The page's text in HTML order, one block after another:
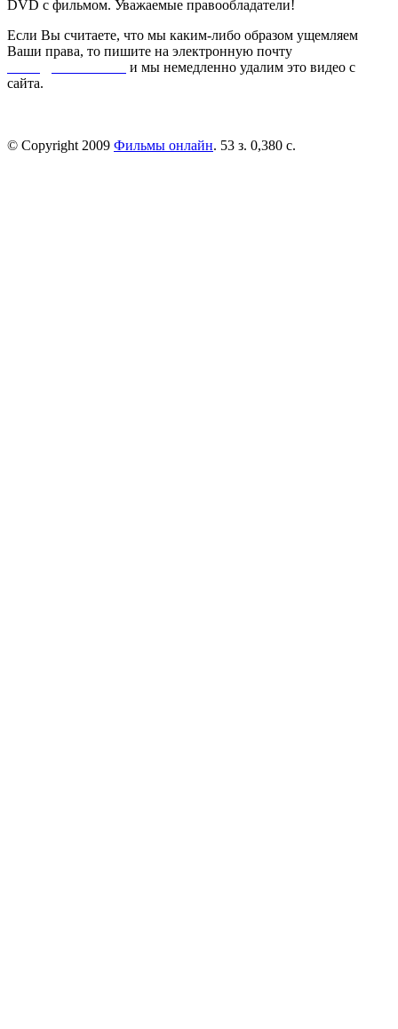
DVD с фильмом. Уважаемые правообладатели!
Если Вы считаете, что мы каким-либо образом ущемляем
Ваши права, то пишите на электронную почту
и мы немедленно удалим это видео с
сайта.
© Copyright 2009 Фильмы онлайн. 53 з. 0,380 с.